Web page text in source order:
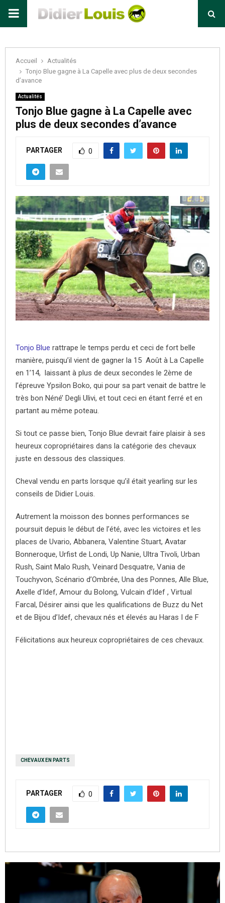
Primary
Accueil
Actualités
Tonjo Blue gagne à La Capelle avec plus de deux secondes
d’avance
Actualités
Tonjo Blue gagne à La Capelle avec
plus de deux secondes d’avance
PARTAGER 0
Tonjo Blue rattrape le temps perdu et ceci de fort belle
manière, puisqu’il vient de gagner la 15 Août à La Capelle
en 1’14, laissant à plus de deux secondes le 2ème de
l’épreuve Ypsilon Boko, qui pour sa part venait de battre le
très bon Néné’ Degli Ulivi, et tout ceci en étant ferré et en
partant au même poteau.
Si tout ce passe bien, Tonjo Blue devrait faire plaisir à ses
heureux copropriétaires dans la catégorie des chevaux
juste en dessous des classiques.
Cheval vendu en parts lorsque qu’il était yearling sur les
conseils de Didier Louis.
Autrement la moisson des bonnes performances se
poursuit depuis le début de l’été, avec les victoires et les
places de Uvario, Abbanera, Valentine Stuart, Avatar
Bonneroque, Urfist de Londi, Up Nanie, Ultra Tivoli, Urban
Rush, Saint Malo Rush, Veinard Desquatre, Vania de
Touchyvon, Scénario d’Ombrée, Una des Ponnes, Alle Blue,
Axelle d’Idef, Amour du Bolong, Vulcain d’Idef , Virtual
Farcal, Désirer ainsi que les qualifications de Buzz du Net
et de Bijou d’Idef, chevaux nés et élevés au Haras I de F
Félicitations aux heureux copropriétaires de ces chevaux.
CHEVAUX EN PARTS
PARTAGER 0